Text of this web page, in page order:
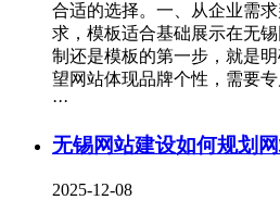
合适的选择。一、从企业需
求，模板适合基础展示在无
制还是模板的第一步，就是
望网站体现品牌个性，需要
···
无锡网站建设如何规划
2025-12-08